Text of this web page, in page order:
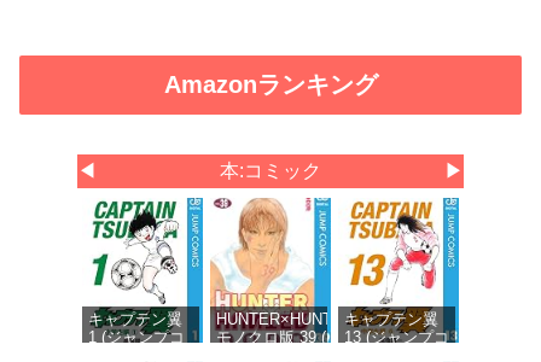
Amazonランキング
◀ 本:コミック ▶
キャプテン翼
1 (ジャンプコ
HUNTER×HUNTER
モノクロ版 39 (ジ
キャプテン翼
13 (ジャンプコ